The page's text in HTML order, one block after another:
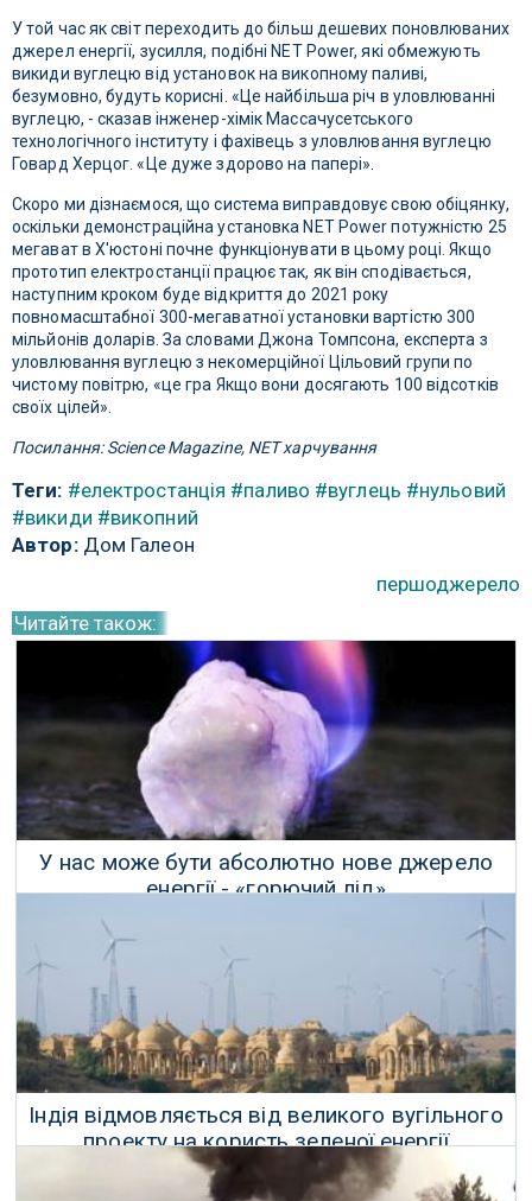
У той час як світ переходить до більш дешевих поновлюваних
джерел енергії, зусилля, подібні NET Power, які обмежують
викиди вуглецю від установок на викопному паливі,
безумовно, будуть корисні. «Це найбільша річ в уловлюванні
вуглецю, - сказав інженер-хімік Массачусетського
технологічного інституту і фахівець з уловлювання вуглецю
Говард Херцог. «Це дуже здорово на папері».
Скоро ми дізнаємося, що система виправдовує свою обіцянку,
оскільки демонстраційна установка NET Power потужністю 25
мегават в Х'юстоні почне функціонувати в цьому році. Якщо
прототип електростанції працює так, як він сподівається,
наступним кроком буде відкриття до 2021 року
повномасштабної 300-мегаватної установки вартістю 300
мільйонів доларів. За словами Джона Томпсона, експерта з
уловлювання вуглецю з некомерційної Цільовий групи по
чистому повітрю, «це гра Якщо вони досягають 100 відсотків
своїх цілей».
Посилання: Science Magazine, NET харчування
Теги: #електростанція #паливо #вуглець #нульовий
#викиди #викопний
Автор:Дом Галеон
першоджерело
Читайте також:
У нас може бути абсолютно нове джерело
енергії - «горючий лід»
Індія відмовляється від великого вугільного
проекту на користь зеленої енергії
26 Травня 2017 р.